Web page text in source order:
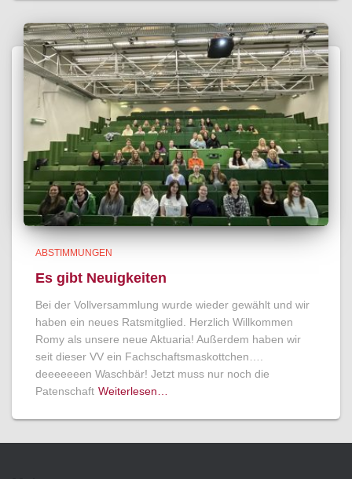
ABSTIMMUNGEN
Es gibt Neuigkeiten
Bei der Vollversammlung wurde wieder gewählt und wir
haben ein neues Ratsmitglied. Herzlich Willkommen
Romy als unsere neue Aktuaria! Außerdem haben wir
seit dieser VV ein Fachschaftsmaskottchen….
deeeeeeen Waschbär! Jetzt muss nur noch die
Patenschaft Weiterlesen…